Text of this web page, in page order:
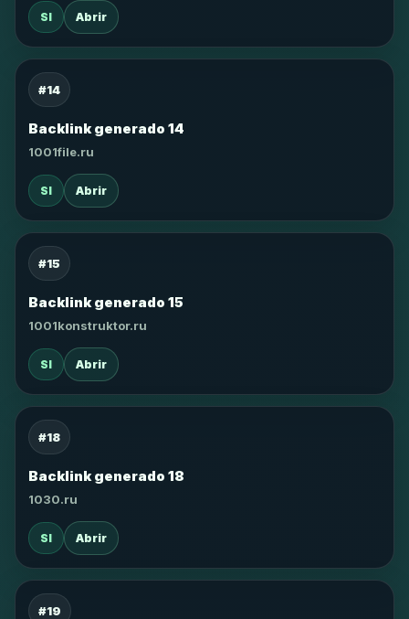
SI Abrir
#14
Backlink generado 14
1001file.ru
SI Abrir
#15
Backlink generado 15
1001konstruktor.ru
SI Abrir
#18
Backlink generado 18
1030.ru
SI Abrir
#19